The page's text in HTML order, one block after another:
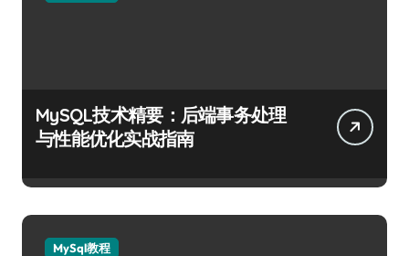
MySQL技术精要：后端事务处理
与性能优化实战指南
MySql教程